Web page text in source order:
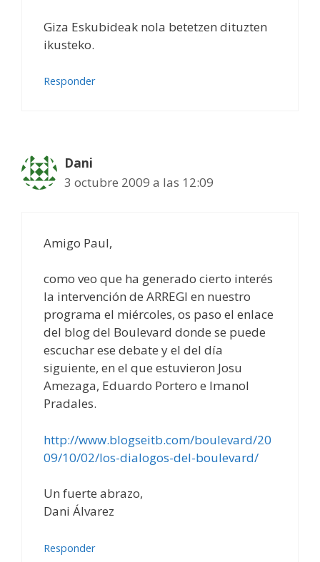
Giza Eskubideak nola betetzen dituzten
ikusteko.
Responder
Dani
3 octubre 2009 a las 12:09
Amigo Paul,
como veo que ha generado cierto interés
la intervención de ARREGI en nuestro
programa el miércoles, os paso el enlace
del blog del Boulevard donde se puede
escuchar ese debate y el del día
siguiente, en el que estuvieron Josu
Amezaga, Eduardo Portero e Imanol
Pradales.
http://www.blogseitb.com/boulevard/20
09/10/02/los-dialogos-del-boulevard/
Un fuerte abrazo,
Dani Álvarez
Responder